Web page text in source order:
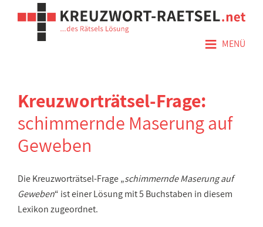
≡ MENÜ
Kreuzworträtsel-Frage:
schimmernde Maserung auf
Geweben
Die Kreuzworträtsel-Frage „schimmernde Maserung auf
Geweben“ ist einer Lösung mit 5 Buchstaben in diesem
Lexikon zugeordnet.